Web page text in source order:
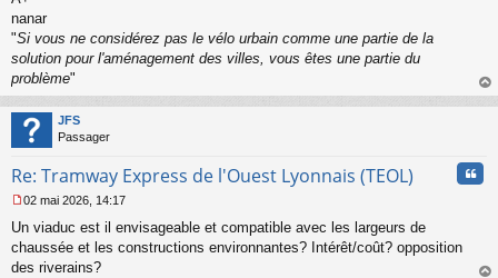
e
n
o
n
u
nanar
"Si vous ne considérez pas le vélo urbain comme une partie de la
solution pour l'aménagement des villes, vous êtes une partie du
problème"
au
JFS
Passager
Re: Tramway Express de l'Ouest Lyonnais (TEOL)
e
s
s
02 mai 2026, 14:17
Un viaduc est il envisageable et compatible avec les largeurs de
chaussée et les constructions environnantes? Intérêt/coût? opposition
des riverains?